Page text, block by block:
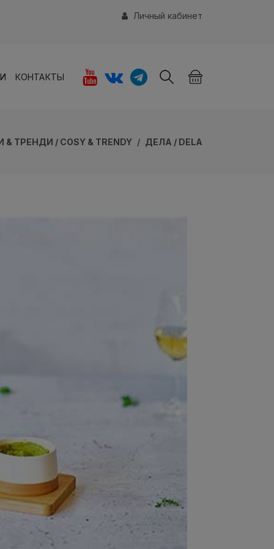
Личный кабинет
КОНТАКТЫ
& ТРЕНДИ / COSY & TRENDY ДЕЛА / DELA